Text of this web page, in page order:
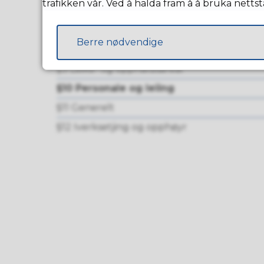
§8.2 Fakturering, foreldrebetaling, fritak
m.m.
§9 Leike- og opphaldsareal
§10 Personale og leiing
§11 Generelt
§12 Iverksetjing og opphøyr
trafikken vår. Ved å halda fram å å bruka
Berre nødvendige